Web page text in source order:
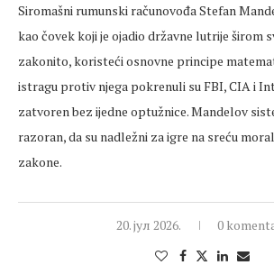
Siromašni rumunski računovođa Stefan
kao čovek koji je ojadio državne lutrije širom
zakonito, koristeći osnovne principe
istragu protiv njega pokrenuli su FBI, CIA i
zatvoren bez ijedne optužnice. Mandelov
razoran, da su nadležni za igre na sreću
zakone.
20. јул 2026. 0